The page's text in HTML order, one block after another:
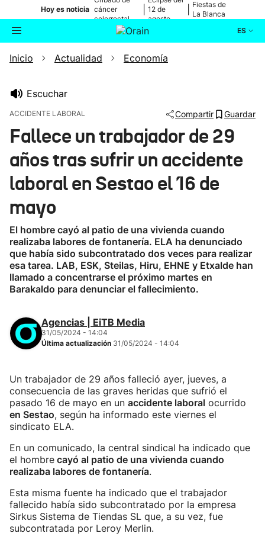
Hoy es noticia cáncer
colorrectal
12 de
agosto
Fiestas de
La Blanca
ES
Buscador Actualidad
Ikusmiran
Eguraldia
Inicio Actualidad Economía
Escuchar
ACCIDENTE LABORAL Compartir Guardar
Fallece un trabajador de 29
años tras sufrir un accidente
laboral en Sestao el 16 de
mayo
El hombre cayó al patio de una vivienda cuando
realizaba labores de fontanería. ELA ha denunciado
que había sido subcontratado dos veces para realizar
esa tarea. LAB, ESK, Steilas, Hiru, EHNE y Etxalde han
llamado a concentrarse el próximo martes en
Barakaldo para denunciar el fallecimiento.
Agencias | EiTB Media
31/05/2024 - 14:04
Última actualización 31/05/2024 - 14:04
Un trabajador de 29 años falleció ayer, jueves, a
consecuencia de las graves heridas que sufrió el
pasado 16 de mayo en un accidente laboral ocurrido
en Sestao, según ha informado este viernes el
sindicato ELA.
En un comunicado, la central sindical ha indicado que
el hombre cayó al patio de una vivienda cuando
realizaba labores de fontanería.
Esta misma fuente ha indicado que el trabajador
fallecido había sido subcontratado por la empresa
Sirkus Sistema de Tiendas SL que, a su vez, fue
subcontratada por Leroy Merlin.